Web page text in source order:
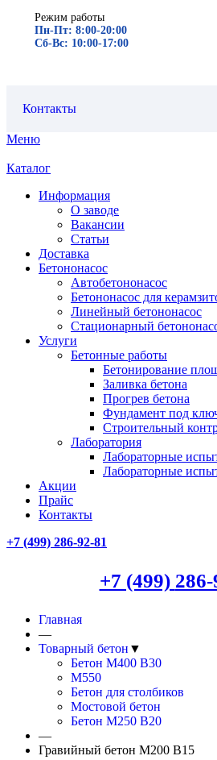
Режим работы
Пн-Пт: 8:00-20:00
Сб-Вс: 10:00-17:00
Контакты
Меню
Каталог
Информация
О заводе
Вакансии
Статьи
Доставка
Бетононасос
Автобетононасос
Бетононасос для
Линейный бетононасос
Стационарный
Услуги
Бетонные работы
Бетонирование
Заливка бетона
Прогрев бетона
Фундамент под
Строительный
Лаборатория
Лабораторные
Лабораторные
Акции
Прайс
Контакты
+7 (499) 286-92-81
+7 (499)
Главная
—
Товарный бетон ▼
Бетон М400 В30
М550
Бетон для столбиков
Мостовой бетон
Бетон М250 В20
—
Гравийный бетон М200 В15